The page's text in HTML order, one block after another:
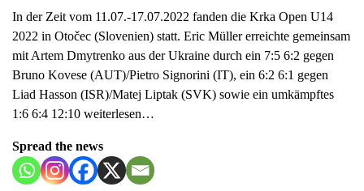
h
e
n
v
In der Zeit vom 11.07.-17.07.2022 fanden die Krka Open U14
2022 in Otočec (Slovenien) statt. Eric Müller erreichte gemeinsam
mit Artem Dmytrenko aus der Ukraine durch ein 7:5 6:2 gegen
Bruno Kovese (AUT)/Pietro Signorini (IT), ein 6:2 6:1 gegen
Liad Hasson (ISR)/Matej Liptak (SVK) sowie ein umkämpftes
1:6 6:4 12:10 weiterlesen…
Spread the news